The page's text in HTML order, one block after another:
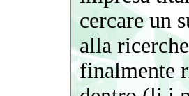
cercare un
alla
finalmente